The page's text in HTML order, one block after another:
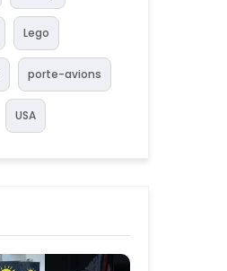
Lego
porte-avions
USA